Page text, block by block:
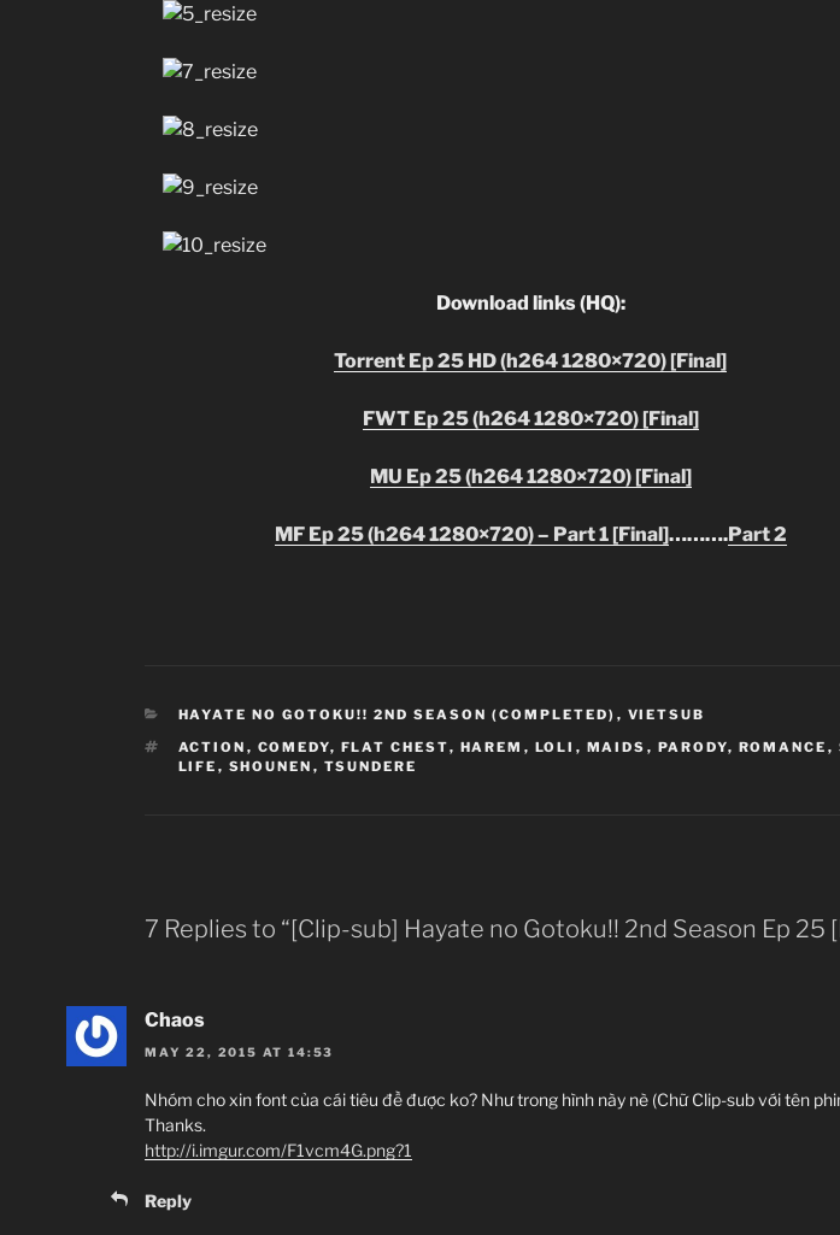
Download links (HQ):
Torrent Ep 25 HD (h264 1280×720) [Final]
FWT Ep 25 (h264 1280×720) [Final]
MU Ep 25 (h264 1280×720) [Final]
MF Ep 25 (h264 1280×720) – Part 1 [Final]……….Part 2
CATEGORIES
HAYATE NO GOTOKU!! 2ND SEASON (COMPLETED) , VIETSUB
TAGS
ACTION , COMEDY, FLAT CHEST, HAREM , LOLI , MAIDS , PARODY, ROMANCE ,
LIFE , SHOUNEN , TSUNDERE
7 Replies to “[Clip-sub] Hayate no Gotoku!! 2nd Season Ep 25
Chaos
MAY 22, 2015 AT 14:53
Nhóm cho xin font của cái tiêu đề được ko? Như trong hình này nè (Chữ Clip-sub với tên
Thanks.
http://i.imgur.com/F1vcm4G.png?1
Reply